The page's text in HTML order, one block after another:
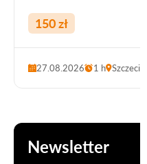
150 zł
27.08.2026 1 h Szczecin
Newsletter